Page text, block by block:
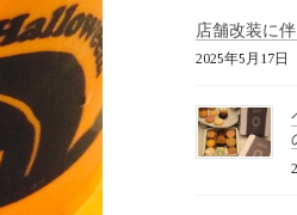
店舗改装に
2025年5月17日